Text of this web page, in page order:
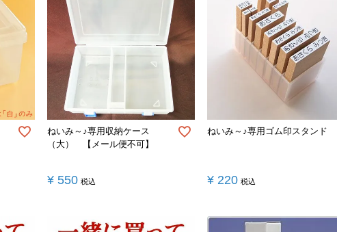
ねいみ～♪専用収納ケース
（大） 【メール便不可】
¥ 550 税込
ねいみ～♪専用ゴム印スタンド
¥ 220 税込